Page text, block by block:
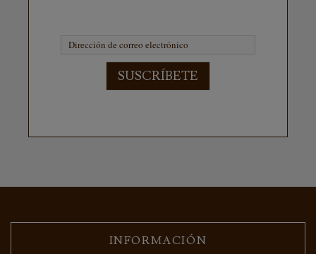
SUSCRÍBETE
INFORMACIÓN